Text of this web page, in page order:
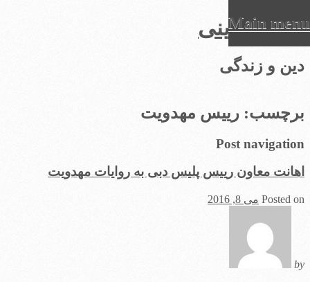
عرفان دینی
دین و زندگی
Main menu
to
content
برچسب: رییس مهدویت
Post navigation
اهانت معاون رییس پلیس دبی به روایات مهدویت
Posted on می 8, 2016
by